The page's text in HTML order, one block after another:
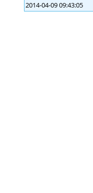
2014-04-09 09:43:05